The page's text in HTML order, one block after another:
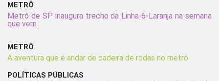
METRÔ
Metrô de SP inaugura trecho da Linha 6-Laranja na semana
que vem
METRÔ
A aventura que é andar de cadeira de rodas no metrô
POLÍTICAS PÚBLICAS